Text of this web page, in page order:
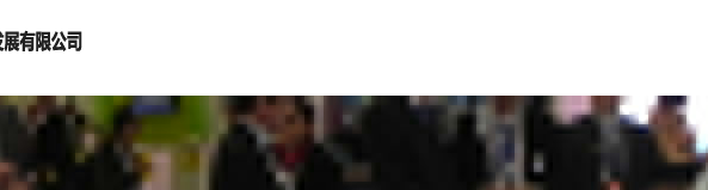
关于维克 维克动态 维克案例